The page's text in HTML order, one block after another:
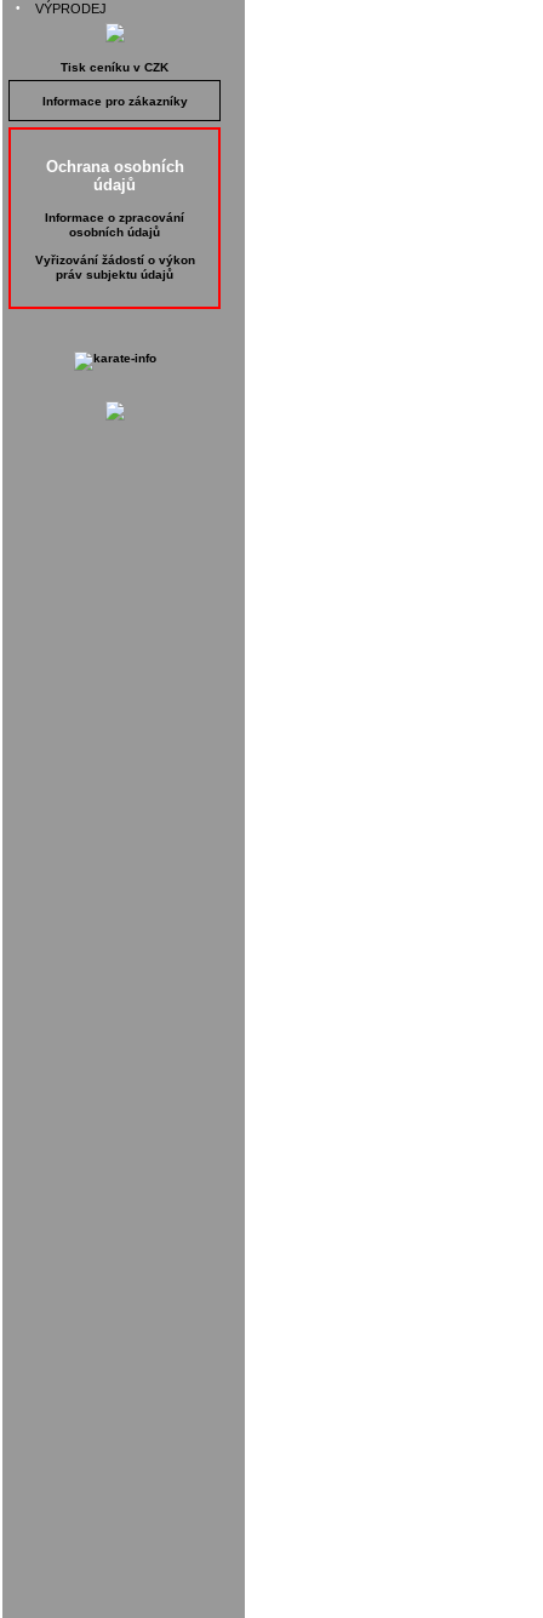
• VÝPRODEJ
Tisk ceníku v CZK
Informace pro zákazníky
Ochrana osobních
údajů
Informace o zpracování
osobních údajů
Vyřizování žádostí o výkon
práv subjektu údajů